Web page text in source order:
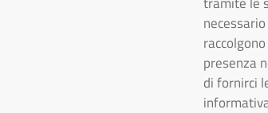
presenza
di fornirci